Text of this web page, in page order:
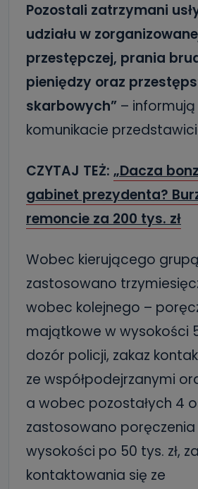
Pozostali zatrzymani
udziału w
przestępczej, prania
pieniędzy oraz
skarbowych” – informują
komunikacie
CZYTAJ TEŻ: „Dacza
gabinet prezydenta?
remoncie za 200 tys. zł
Wobec kierującego grupą
zastosowano
wobec kolejnego –
majątkowe w wysokości
dozór policji, zakaz
ze współpodejrzanymi
a wobec pozostałych 4
zastosowano
wysokości po 50 tys. zł,
kontaktowania się ze